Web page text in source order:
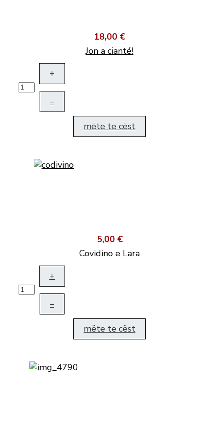
18,00 €
Jon a cianté!
+
–
mëte te cëst
5,00 €
Covidino e Lara
+
–
mëte te cëst